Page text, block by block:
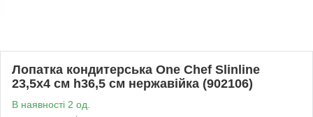
Лопатка кондитерська One Chef Slinline
23,5х4 см h36,5 см нержавійка (902106)
В наявності 2 од.